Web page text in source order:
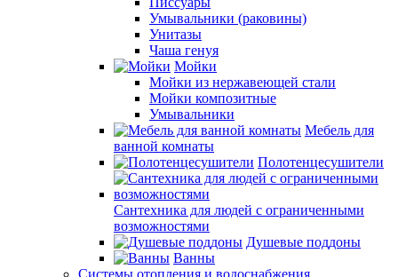
Умывальники (раковины)
Унитазы
Чаша генуя
Мойки
Мойки из нержавеющей стали
Мойки композитные
Умывальники
Мебель для
ванной комнаты
Полотенцесушители
Сантехника для людей с ограниченными
возможностями
Душевые поддоны
Ванны
Системы отопления и водоснабжения